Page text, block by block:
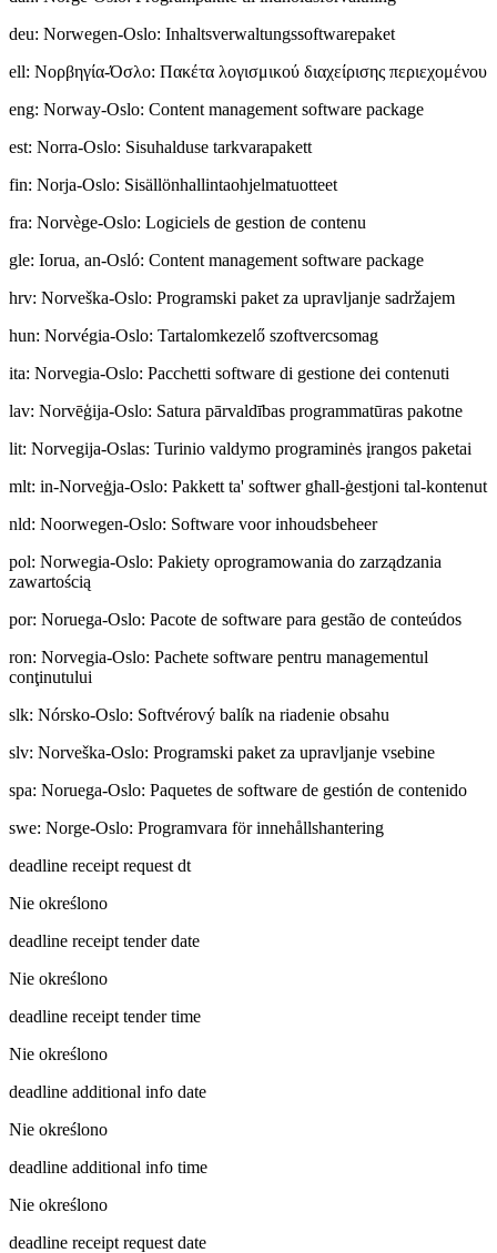
deu: Norwegen-Oslo: Inhaltsverwaltungssoftwarepaket
ell: Νορβηγία-Όσλο: Πακέτα λογισμικού διαχείρισης περιεχομένου
eng: Norway-Oslo: Content management software package
est: Norra-Oslo: Sisuhalduse tarkvarapakett
fin: Norja-Oslo: Sisällönhallintaohjelmatuotteet
fra: Norvège-Oslo: Logiciels de gestion de contenu
gle: Iorua, an-Osló: Content management software package
hrv: Norveška-Oslo: Programski paket za upravljanje sadržajem
hun: Norvégia-Oslo: Tartalomkezelő szoftvercsomag
ita: Norvegia-Oslo: Pacchetti software di gestione dei contenuti
lav: Norvēģija-Oslo: Satura pārvaldības programmatūras pakotne
lit: Norvegija-Oslas: Turinio valdymo programinės įrangos paketai
mlt: in-Norveġja-Oslo: Pakkett ta' softwer għall-ġestjoni tal-kontenut
nld: Noorwegen-Oslo: Software voor inhoudsbeheer
pol: Norwegia-Oslo: Pakiety oprogramowania do zarządzania
zawartością
por: Noruega-Oslo: Pacote de software para gestão de conteúdos
ron: Norvegia-Oslo: Pachete software pentru managementul
conţinutului
slk: Nórsko-Oslo: Softvérový balík na riadenie obsahu
slv: Norveška-Oslo: Programski paket za upravljanje vsebine
spa: Noruega-Oslo: Paquetes de software de gestión de contenido
swe: Norge-Oslo: Programvara för innehållshantering
deadline receipt request dt
Nie określono
deadline receipt tender date
Nie określono
deadline receipt tender time
Nie określono
deadline additional info date
Nie określono
deadline additional info time
Nie określono
deadline receipt request date